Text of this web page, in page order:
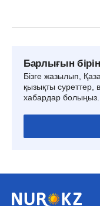
Барлығын
Бізге жазылып,
қызықты суреттер,
хабардар болыңыз.